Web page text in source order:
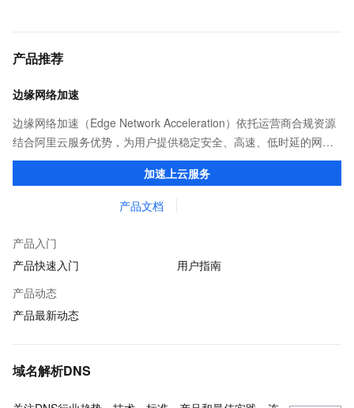
产品推荐
边缘网络加速
边缘网络加速（Edge Network Acceleration）依托运营商合规资源
结合阿里云服务优势，为用户提供稳定安全、高速、低时延的网络
传输，解决客户不同站点的连接、组网、数据安全传输、业务质量
加速上云服务
产品文档
产品入门
产品快速入门
用户指南
产品动态
产品最新动态
域名解析DNS